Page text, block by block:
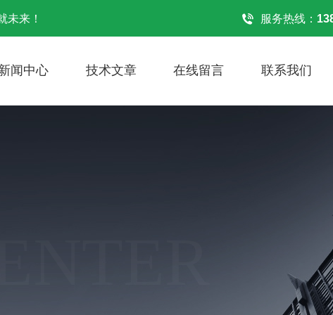
未来！ 服务热线：
闻中心 技术文章 在线留言 联系我们